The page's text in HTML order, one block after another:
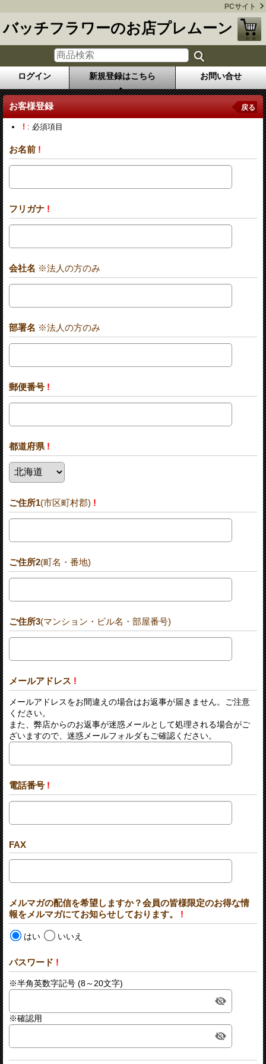
PCサイト
バッチフラワーのお店プレムーン
ログイン 新規登録はこちら お問い合せ
お客様登録 戻る
! : 必須項目
お名前 !
フリガナ !
会社名 ※法人の方のみ
部署名 ※法人の方のみ
郵便番号 !
都道府県 !
ご住所1(市区町村郡) !
ご住所2(町名・番地)
ご住所3(マンション・ビル名・部屋番号)
メールアドレス !
メールアドレスをお間違えの場合はお返事が届きません。ご注意
ください。
また、弊店からのお返事が迷惑メールとして処理される場合がご
ざいますので、迷惑メールフォルダもご確認ください。
電話番号 !
FAX
メルマガの配信を希望しますか？会員の皆様限定のお得な情
報をメルマガにてお知らせしております。 !
はい いいえ
パスワード !
※半角英数字記号 (8～20文字)
※確認用